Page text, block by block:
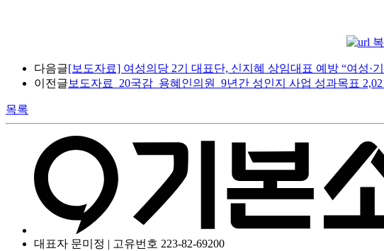
다음글[보도자료] 여성의당 2기 대표단, 신지혜 상임대표 예방 “여성·
이전글보도자료_20국감_용혜인의원_9년간 성인지 사업 성과목표
목록
대표자 문미정 | 고유번호 223-82-69200